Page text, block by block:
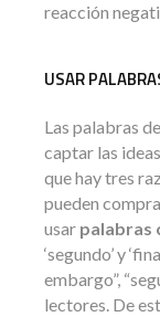
reacción
USAR
Las palabras
captar las
que hay tres
pueden
usar palabras
‘segundo’ y
embargo”,
lectores. De